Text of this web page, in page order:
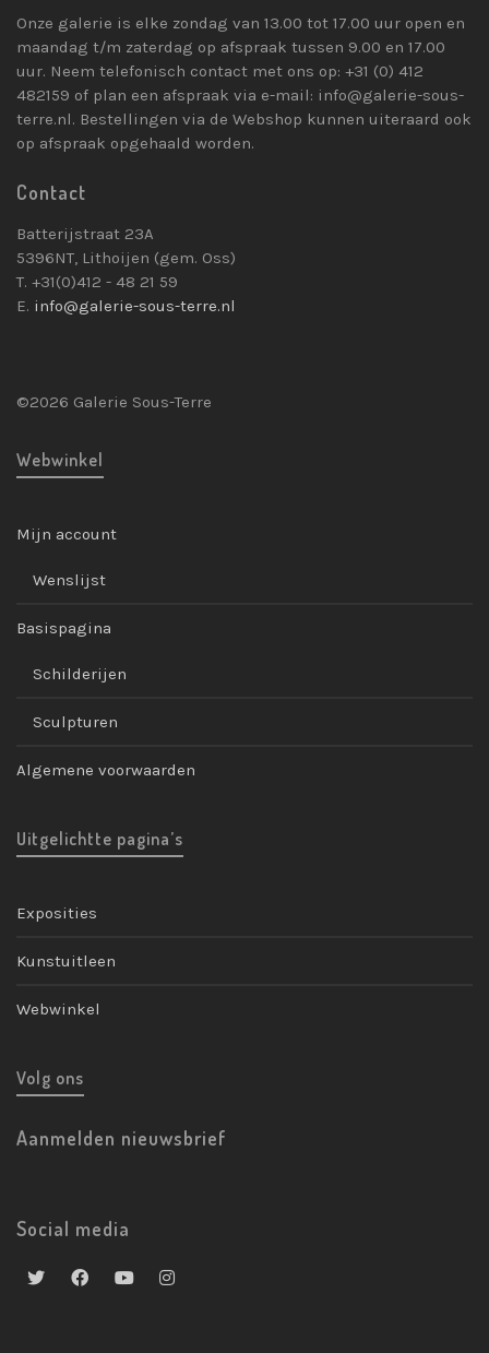
Onze galerie is elke zondag van 13.00 tot 17.00 uur open en
maandag t/m zaterdag op afspraak tussen 9.00 en 17.00
uur. Neem telefonisch contact met ons op: +31 (0) 412
482159 of plan een afspraak via e-mail: info@galerie-sous-
terre.nl. Bestellingen via de Webshop kunnen uiteraard ook
op afspraak opgehaald worden.
Contact
Batterijstraat 23A
5396NT, Lithoijen (gem. Oss)
T. +31(0)412 - 48 21 59
E. info@galerie-sous-terre.nl
©2026 Galerie Sous-Terre
Webwinkel
Mijn account
Wenslijst
Basispagina
Schilderijen
Sculpturen
Algemene voorwaarden
Uitgelichtte pagina’s
Exposities
Kunstuitleen
Webwinkel
Volg ons
Aanmelden nieuwsbrief
Social media